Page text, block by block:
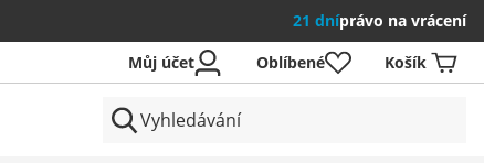
21 dníprávo na vrácení
Můj účet Oblíbené Košík